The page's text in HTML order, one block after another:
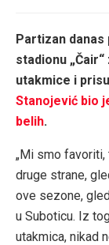
Partizan
stadionu
utakmice i
Stanojević bio
belih.
„Mi smo favoriti,
druge strane,
ove sezone,
u Suboticu. Iz
utakmica, nikad